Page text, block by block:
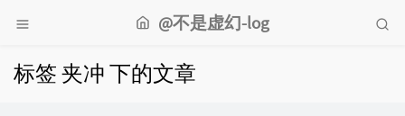
@不是虚幻-log
标签 夹冲 下的文章